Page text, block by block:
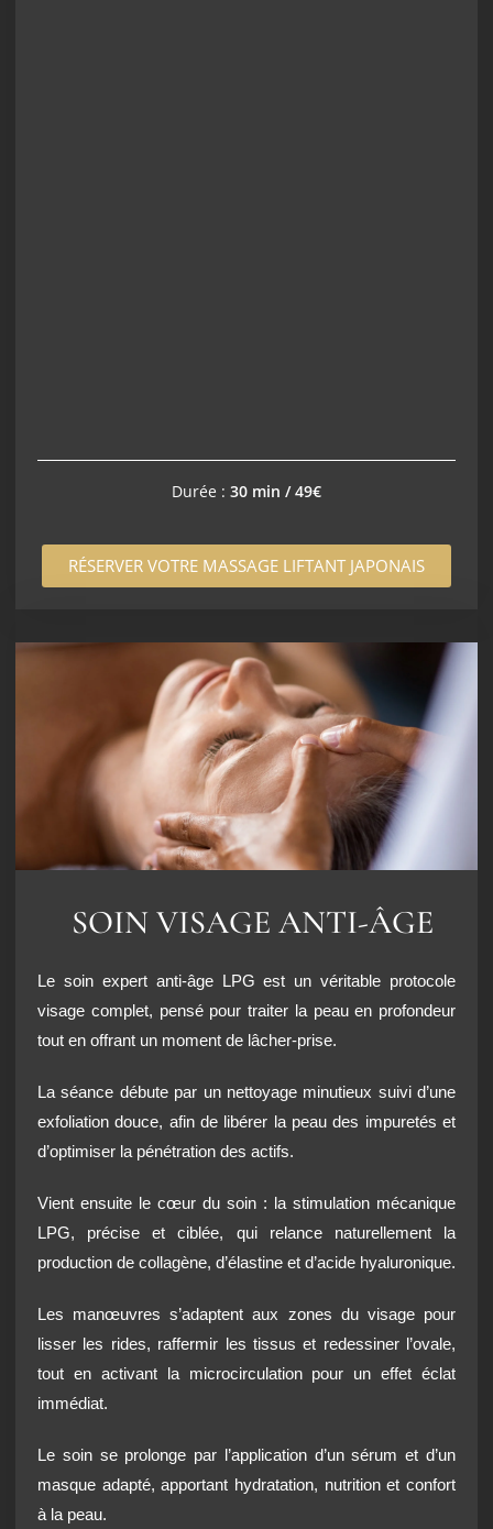
Durée : 30 min / 49€
RÉSERVER VOTRE MASSAGE LIFTANT JAPONAIS
SOIN VISAGE ANTI-ÂGE
Le soin expert anti-âge LPG est un véritable protocole
visage complet, pensé pour traiter la peau en profondeur
tout en offrant un moment de lâcher-prise.
La séance débute par un nettoyage minutieux suivi d’une
exfoliation douce, afin de libérer la peau des impuretés et
d’optimiser la pénétration des actifs.
Vient ensuite le cœur du soin : la stimulation mécanique
LPG, précise et ciblée, qui relance naturellement la
production de collagène, d’élastine et d’acide hyaluronique.
Les manœuvres s’adaptent aux zones du visage pour
lisser les rides, raffermir les tissus et redessiner l’ovale,
tout en activant la microcirculation pour un effet éclat
immédiat.
Le soin se prolonge par l’application d’un sérum et d’un
masque adapté, apportant hydratation, nutrition et confort
à la peau.